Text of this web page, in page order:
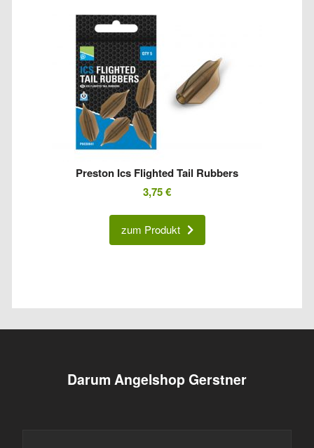
Preston Ics Flighted Tail Rubbers
3,75€
zum Produkt
Darum Angelshop Gerstner